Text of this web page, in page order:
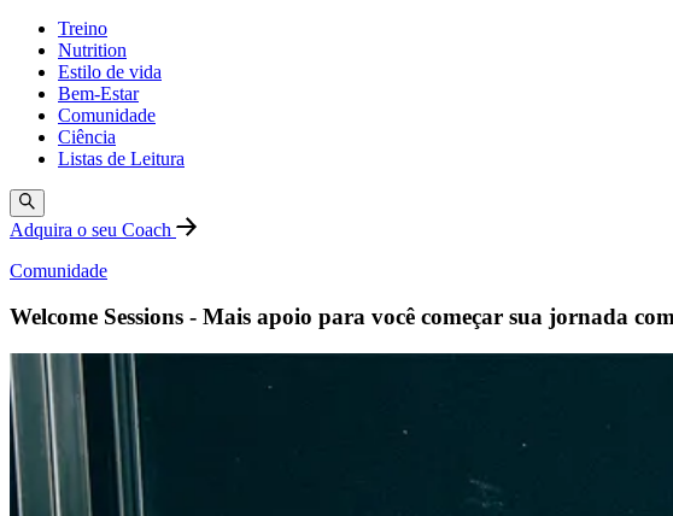
Treino
Nutrition
Estilo de vida
Bem-Estar
Comunidade
Ciência
Listas de Leitura
Adquira o seu Coach
Comunidade
Welcome Sessions - Mais apoio para você começar sua jornada